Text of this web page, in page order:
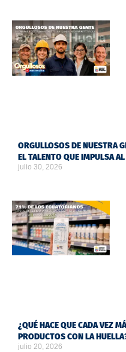
ORGULLOSOS DE NUESTRA
EL TALENTO QUE IMPULSA
julio 30, 2026
¿QUÉ HACE QUE CADA VEZ
PRODUCTOS CON LA
julio 20, 2026